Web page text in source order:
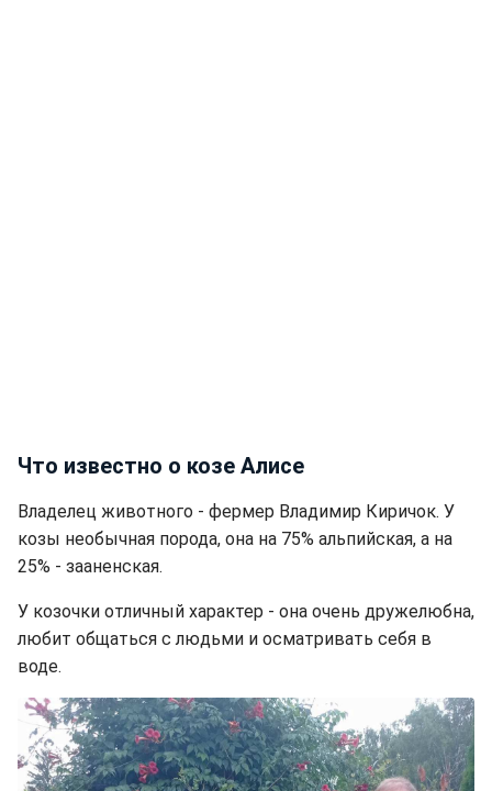
Что известно о козе Алисе
Владелец животного - фермер Владимир Киричок. У
козы необычная порода, она на 75% альпийская, а на
25% - зааненская.
У козочки отличный характер - она очень дружелюбна,
любит общаться с людьми и осматривать себя в
воде.